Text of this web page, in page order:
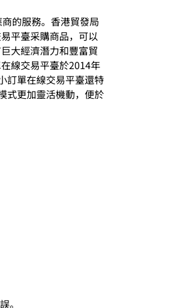
的服務。香港貿發局
平臺采購商品，可以
大經濟潛力和豐富貿
線交易平臺於2014年
訂單在線交易平臺還特
式更加靈活機動，便於